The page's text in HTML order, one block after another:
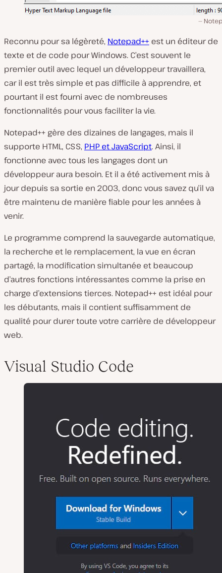
Reconnu pour sa légèreté, Notepad++ est un éditeur de
texte et de code pour Windows. C’est souvent le
premier outil avec lequel un développeur travaillera,
car il est très simple et pas difficile à apprendre, et
pourtant il est fourni avec de nombreuses
fonctionnalités pour vous faciliter la vie.
Notepad++ gère des dizaines de langages, mais il
supporte HTML, CSS, PHP et JavaScript. Ainsi, il
fonctionne avec tous les langages dont un
développeur aura besoin. Et il a été activement mis à
jour depuis sa sortie en 2003, donc vous savez qu’il va
être maintenu de manière fiable pour les années à
venir.
Le programme comprend la sauvegarde automatique,
la recherche et le remplacement, la vue en écran
partagé, la modification simultanée et beaucoup
d’autres fonctions intéressantes comme la prise en
charge d’extensions tierces. Notepad++ est idéal pour
les débutants, mais il contient suffisamment de
qualité pour durer toute votre carrière de développeur
web.
Visual Studio Code